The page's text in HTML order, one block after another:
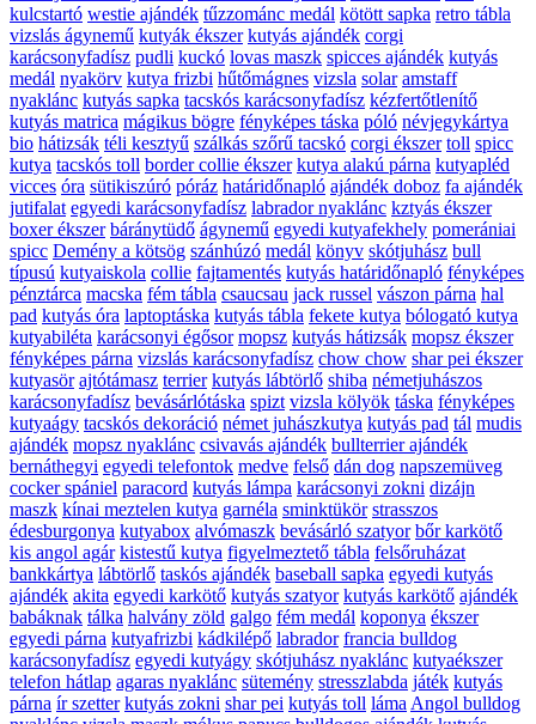
kulcstartó westie ajándék tűzzománc medál kötött sapka retro tábla
vizslás ágynemű kutyák ékszer kutyás ajándék corgi
karácsonyfadísz pudli kuckó lovas maszk spicces ajándék kutyás
medál nyakörv kutya frizbi hűtőmágnes vizsla solar amstaff
nyaklánc kutyás sapka tacskós karácsonyfadísz kézfertőtlenítő
kutyás matrica mágikus bögre fényképes táska póló névjegykártya
bio hátizsák téli kesztyű szálkás szőrű tacskó corgi ékszer toll spicc
kutya tacskós toll border collie ékszer kutya alakú párna kutyapléd
vicces óra sütikiszúró póráz határidőnapló ajándék doboz fa ajándék
jutifalat egyedi karácsonyfadísz labrador nyaklánc kztyás ékszer
boxer ékszer báránytüdő ágynemű egyedi kutyafekhely pomerániai
spicc Demény a kötsög szánhúzó medál könyv skótjuhász bull
típusú kutyaiskola collie fajtamentés kutyás határidőnapló fényképes
pénztárca macska fém tábla csaucsau jack russel vászon párna hal
pad kutyás óra laptoptáska kutyás tábla fekete kutya bólogató kutya
kutyabiléta karácsonyi égősor mopsz kutyás hátizsák mopsz ékszer
fényképes párna vizslás karácsonyfadísz chow chow shar pei ékszer
kutyasör ajtótámasz terrier kutyás lábtörlő shiba németjuhászos
karácsonyfadísz bevásárlótáska spizt vizsla kölyök táska fényképes
kutyaágy tacskós dekoráció német juhászkutya kutyás pad tál mudis
ajándék mopsz nyaklánc csivavás ajándék bullterrier ajándék
bernáthegyi egyedi telefontok medve felső dán dog napszemüveg
cocker spániel paracord kutyás lámpa karácsonyi zokni dizájn
maszk kínai meztelen kutya garnéla sminktükör strasszos
édesburgonya kutyabox alvómaszk bevásárló szatyor bőr karkötő
kis angol agár kistestű kutya figyelmeztető tábla felsőruházat
bankkártya lábtörlő taskós ajándék baseball sapka egyedi kutyás
ajándék akita egyedi karkötő kutyás szatyor kutyás karkötő ajándék
babáknak tálka halvány zöld galgo fém medál koponya ékszer
egyedi párna kutyafrizbi kádkilépő labrador francia bulldog
karácsonyfadísz egyedi kutyágy skótjuhász nyaklánc kutyaékszer
telefon hátlap agaras nyaklánc sütemény stresszlabda játék kutyás
párna ír szetter kutyás zokni shar pei kutyás toll láma Angol bulldog